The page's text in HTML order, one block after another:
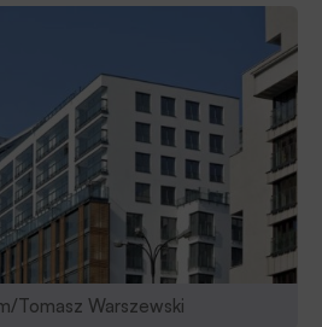
Tomasz Warszewski